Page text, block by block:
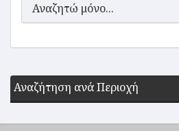
Αναζητώ μόνο...
Αναζήτηση ανά Περιοχή